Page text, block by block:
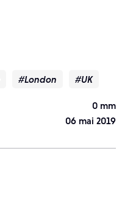
#London #UK
0 mm
06 mai 2019